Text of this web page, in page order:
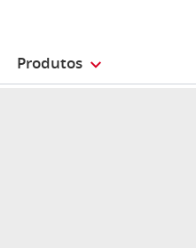
Produtos